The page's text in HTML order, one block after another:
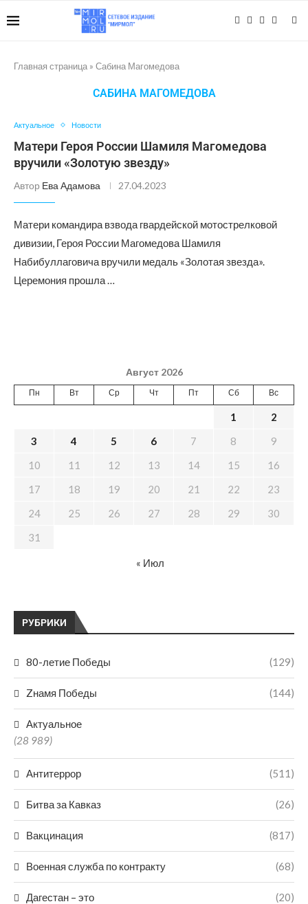
Главная страница » Сабина Магомедова
САБИНА МАГОМЕДОВА
Актуальное Новости
Матери Героя России Шамиля Магомедова
вручили «Золотую звезду»
Автор Ева Адамова 27.04.2023
Матери командира взвода гвардейской мотострелковой
дивизии, Героя России Магомедова Шамиля
Набибуллаговича вручили медаль «Золотая звезда».
Церемония прошла …
РУБРИКИ
80-летие Победы (129)
Zнамя Победы (144)
Актуальное
(28 989)
Антитеррор (511)
Битва за Кавказ (26)
Вакцинация (817)
Военная служба по контракту (68)
Дагестан – это (20)
Август 2026
Пн Вт Ср Чт Пт Сб Вс
1
2
3
4 5 6 7 8
9
10
11 12 13 14 15
16
17
18 19 20 21 22
23
24
25 26 27 28 29
30
31
« Июл